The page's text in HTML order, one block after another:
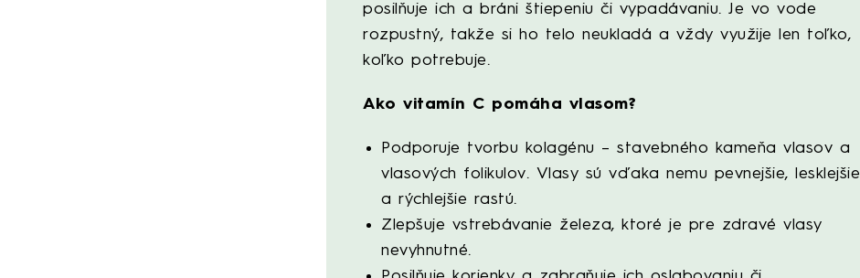
posilňuje ich a bráni štiepeniu či vypadávaniu. Je vo vode
rozpustný, takže si ho telo neukladá a vždy využije len toľko,
koľko potrebuje.
Ako vitamín C pomáha vlasom?
Podporuje tvorbu kolagénu – stavebného kameňa vlasov a
vlasových folikulov. Vlasy sú vďaka nemu pevnejšie, lesklejšie
a rýchlejšie rastú.
Zlepšuje vstrebávanie železa, ktoré je pre zdravé vlasy
nevyhnutné.